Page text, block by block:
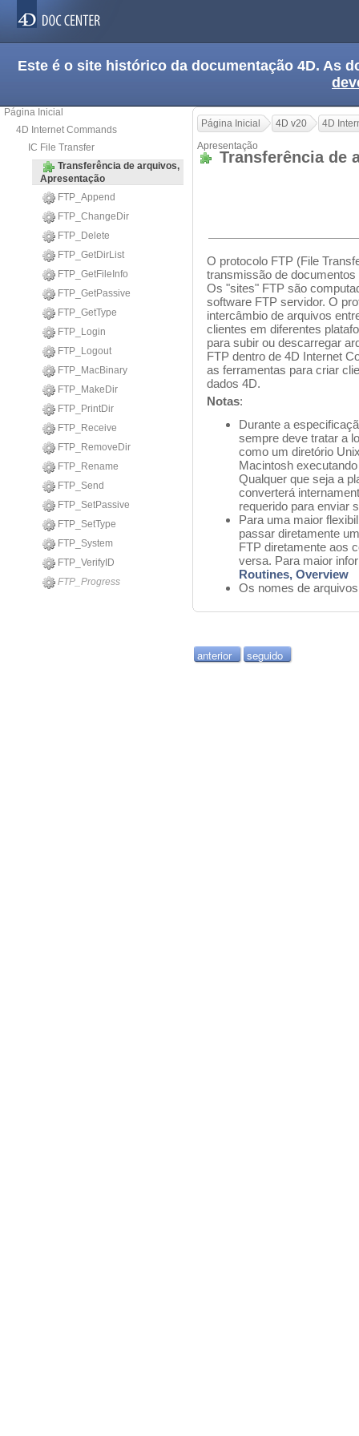
Este é o site histórico da documentação 4D. As
Página Inicial
4D Internet Commands
IC File Transfer
Transferência de arquivos,
Apresentação
FTP_Append
FTP_ChangeDir
FTP_Delete
FTP_GetDirList
FTP_GetFileInfo
FTP_GetPassive
FTP_GetType
FTP_Login
FTP_Logout
FTP_MacBinary
FTP_MakeDir
FTP_PrintDir
FTP_Receive
FTP_RemoveDir
FTP_Rename
FTP_Send
FTP_SetPassive
FTP_SetType
FTP_System
FTP_VerifyID
FTP_Progress
Página Inicial 4D v20
4D
Apresentação
Transferência de
O protocolo FTP (File
transmissão de
Os "sites" FTP são
software FTP servidor. O
intercâmbio de arquivos
clientes em diferentes
para subir ou descarregar
FTP dentro de 4D Internet
as ferramentas para criar
dados 4D.
Notas:
Durante a
sempre deve tratar a
como um diretório
Macintosh
Qualquer que seja a
converterá
requerido para enviar
Para uma maior
passar diretamente
FTP diretamente aos
versa. Para maior
Routines, Overview
Os nomes de
anterior seguido